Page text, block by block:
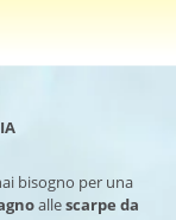
bisogno per una
allescarpe da